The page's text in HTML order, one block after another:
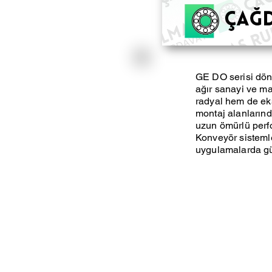
GE DO serisi
ağır sanayi ve
radyal hem de
montaj
uzun ömürlü
Konveyör
uygulamalarda